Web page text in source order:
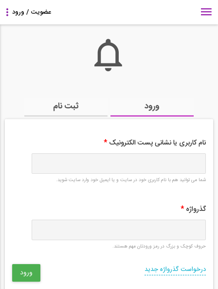
ورود ثبت نام
نام کاربری یا نشانی پست الکترونیک *
شما می توانید هم با نام کاربری خود در سایت و یا ایمیل خود وارد سایت شوید.
گذرواژه *
حروف کوچک و بزرگ در رمز ورودتان مهم هستند.
درخواست گذرواژه جدید